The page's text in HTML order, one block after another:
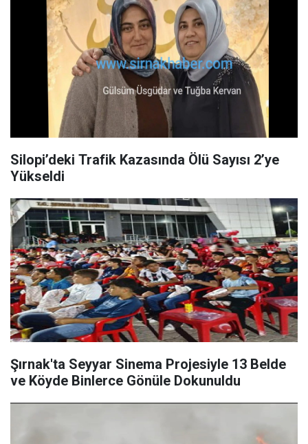
Silopi’deki Trafik Kazasında Ölü Sayısı 2’ye
Yükseldi
Şırnak'ta Seyyar Sinema Projesiyle 13 Belde
ve Köyde Binlerce Gönüle Dokunuldu